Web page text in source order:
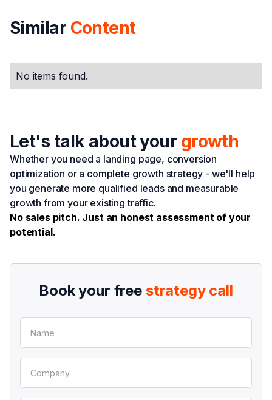
Similar Content
No items found.
Let's talk about your growth
Whether you need a landing page, conversion
optimization or a complete growth strategy - we'll help
you generate more qualified leads and measurable
growth from your existing traffic.
No sales pitch. Just an honest assessment of your
potential.
Book your free strategy call